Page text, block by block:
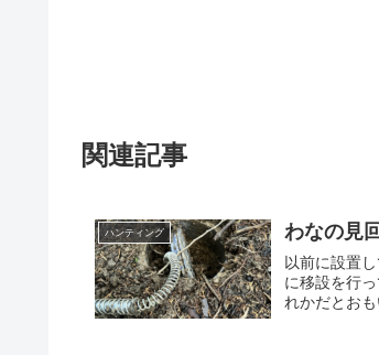
関連記事
ハンティング わなの見
以前に設置
に移設を行
れかだとお